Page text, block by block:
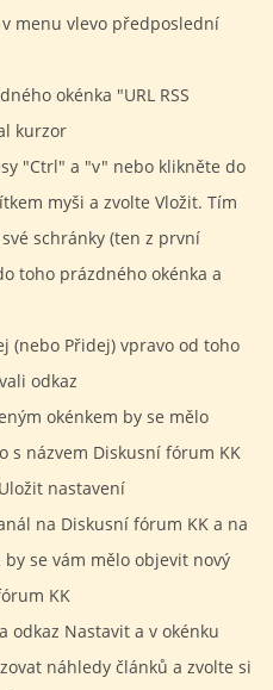
menu vlevo předposlední
okénka "URL RSS
kurzor
"Ctrl" a "v" nebo klikněte do
myši a zvolte Vložit. Tím
schránky (ten z první
toho prázdného okénka a
(nebo Přidej) vpravo od toho
odkaz
okénkem by se mělo
s názvem Diskusní fórum KK
nastavení
na Diskusní fórum KK a na
se vám mělo objevit nový
KK
odkaz Nastavit a v okénku
náhledy článků a zvolte si